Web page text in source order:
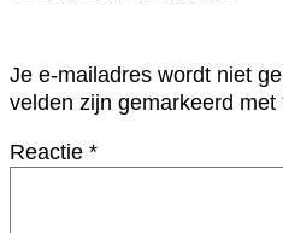
Je e-mailadres wordt niet
velden zijn gemarkeerd met
Reactie *